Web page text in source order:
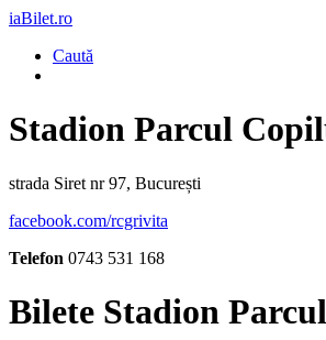
iaBilet.ro
Caută
Stadion Parcul
strada Siret nr 97, București
facebook.com/rcgrivita
Telefon 0743 531 168
Bilete Stadion